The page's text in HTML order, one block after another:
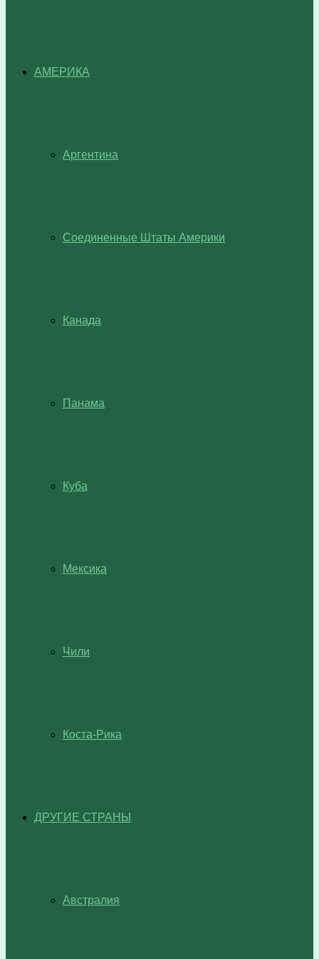
АМЕРИКА
Аргентина
Соединенные Штаты Америки
Канада
Панама
Куба
Мексика
Чили
Коста-Рика
ДРУГИЕ СТРАНЫ
Австралия